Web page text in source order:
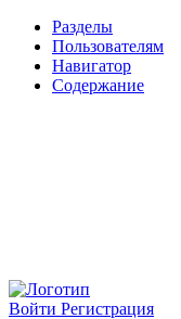
Разделы
Пользователям
Навигатор
Содержание
Войти Регистрация